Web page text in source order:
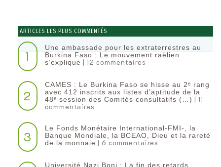
ARTICLES LES PLUS COMMENTÉS
1
Une ambassade pour les extraterrestres au
Burkina Faso : Le mouvement raëlien
s’explique | 12 commentaires
2
CAMES : Le Burkina Faso se hisse au 2ᵉ rang
avec 412 inscrits aux listes d’aptitude de la
48ᵉ session des Comités consultatifs (…) | 11
commentaires
3
Le Fonds Monétaire International-FMI-, la
Banque Mondiale, la BCEAO, Dieu et la rareté
de la monnaie | 6 commentaires
Université Nazi Boni : La fin des retards